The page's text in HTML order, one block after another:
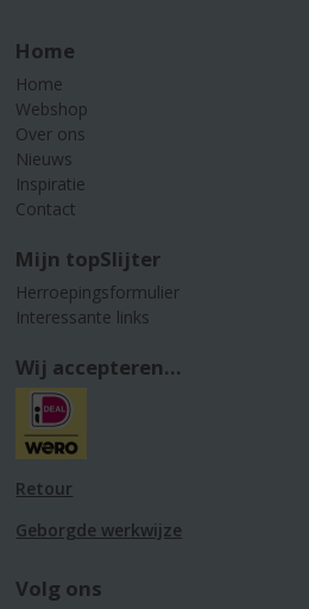
Home
Home
Webshop
Over ons
Nieuws
Inspiratie
Contact
Mijn topSlijter
Herroepingsformulier
Interessante links
Wij accepteren...
Retour
Geborgde werkwijze
Volg ons